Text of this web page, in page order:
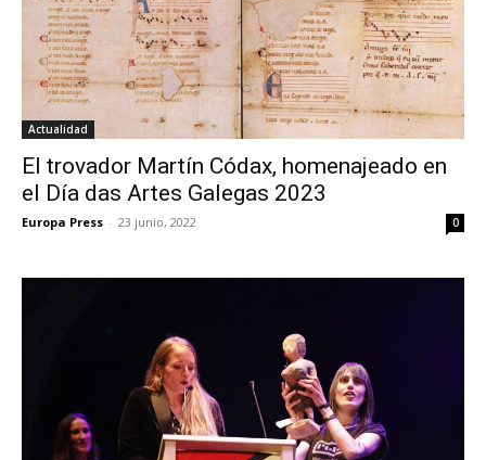
Actualidad
El trovador Martín Códax, homenajeado en
el Día das Artes Galegas 2023
Europa Press - 23 junio, 2022 0